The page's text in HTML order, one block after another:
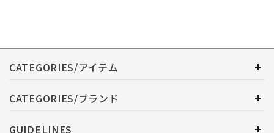
CATEGORIES/アイテム
CATEGORIES/ブランド
GUIDELINES